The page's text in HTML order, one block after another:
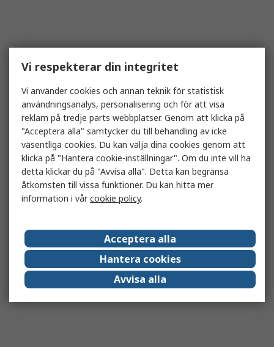
Vi respekterar din integritet
Vi använder cookies och annan teknik för statistisk
användningsanalys, personalisering och för att visa
reklam på tredje parts webbplatser. Genom att klicka på
"Acceptera alla" samtycker du till behandling av icke
väsentliga cookies. Du kan välja dina cookies genom att
klicka på "Hantera cookie-inställningar". Om du inte vill ha
detta klickar du på "Avvisa alla". Detta kan begränsa
åtkomsten till vissa funktioner. Du kan hitta mer
information i vårcookie policy.
Acceptera alla
Hantera cookies
Avvisa alla